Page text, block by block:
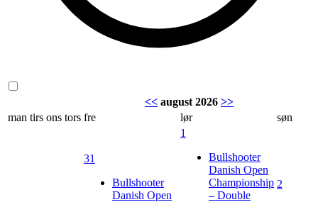
<< august 2026 >>
man tirs ons tors fre lør søn
31
Bullshooter
Danish Open
1
Bullshooter
Danish Open
Championship
– Double
2